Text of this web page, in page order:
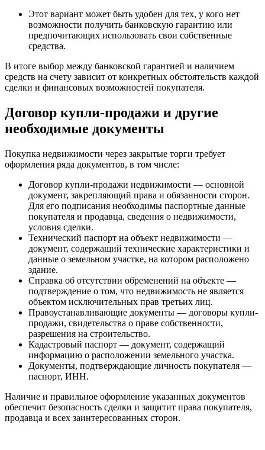
Этот вариант может быть удобен для тех, у кого нет
возможности получить банковскую гарантию или
предпочитающих использовать свои собственные
средства.
В итоге выбор между банковской гарантией и наличием
средств на счету зависит от конкретных обстоятельств каждой
сделки и финансовых возможностей покупателя.
Договор купли-продажи и другие
необходимые документы
Покупка недвижимости через закрытые торги требует
оформления ряда документов, в том числе:
Договор купли-продажи недвижимости — основной
документ, закрепляющий права и обязанности сторон.
Для его подписания необходимы паспортные данные
покупателя и продавца, сведения о недвижимости,
условия сделки.
Технический паспорт на объект недвижимости —
документ, содержащий технические характеристики и
данные о земельном участке, на котором расположено
здание.
Справка об отсутствии обременений на объекте —
подтверждение о том, что недвижимость не является
объектом исключительных прав третьих лиц.
Правоустанавливающие документы — договоры купли-
продажи, свидетельства о праве собственности,
разрешения на строительство.
Кадастровый паспорт — документ, содержащий
информацию о расположении земельного участка.
Документы, подтверждающие личность покупателя —
паспорт, ИНН.
Наличие и правильное оформление указанных документов
обеспечит безопасность сделки и защитит права покупателя,
продавца и всех заинтересованных сторон.